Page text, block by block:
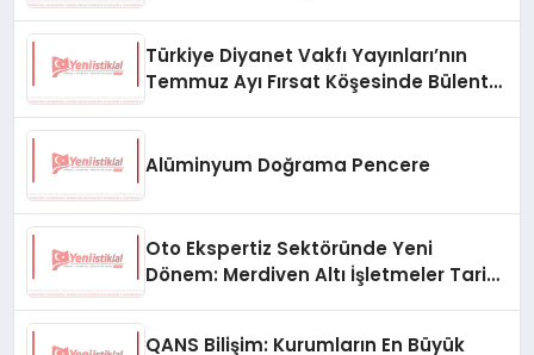
Türkiye Diyanet Vakfı Yayınları’nın
Temmuz Ayı Fırsat Köşesinde Bülent
Alüminyum Doğrama Pencere
Oto Ekspertiz Sektöründe Yeni
Dönem: Merdiven Altı İşletmeler Tarih
QANS Bilişim: Kurumların En Büyük